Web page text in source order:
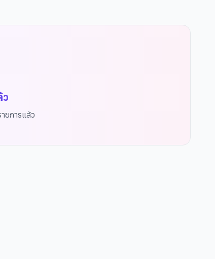
ยการแล้ว